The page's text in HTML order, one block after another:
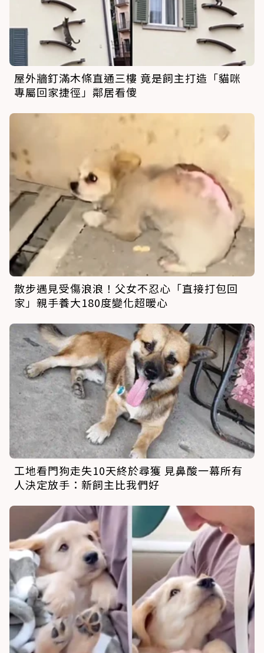
屋外牆釘滿木條直通三樓 竟是飼主打造「貓咪
專屬回家捷徑」鄰居看傻
散步遇見受傷浪浪！父女不忍心「直接打包回
家」親手養大180度變化超暖心
工地看門狗走失10天終於尋獲 見鼻酸一幕所有
人決定放手：新飼主比我們好